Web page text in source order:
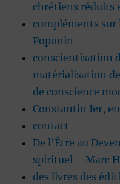
chrétiens réduits
compléments sur
Poponin
conscientisation
matérialisation
de conscience
Constantin Ier,
contact
De l’Être au
spirituel – Marc
des livres des